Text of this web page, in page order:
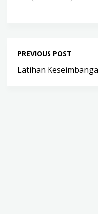
PREVIOUS POST
Latihan